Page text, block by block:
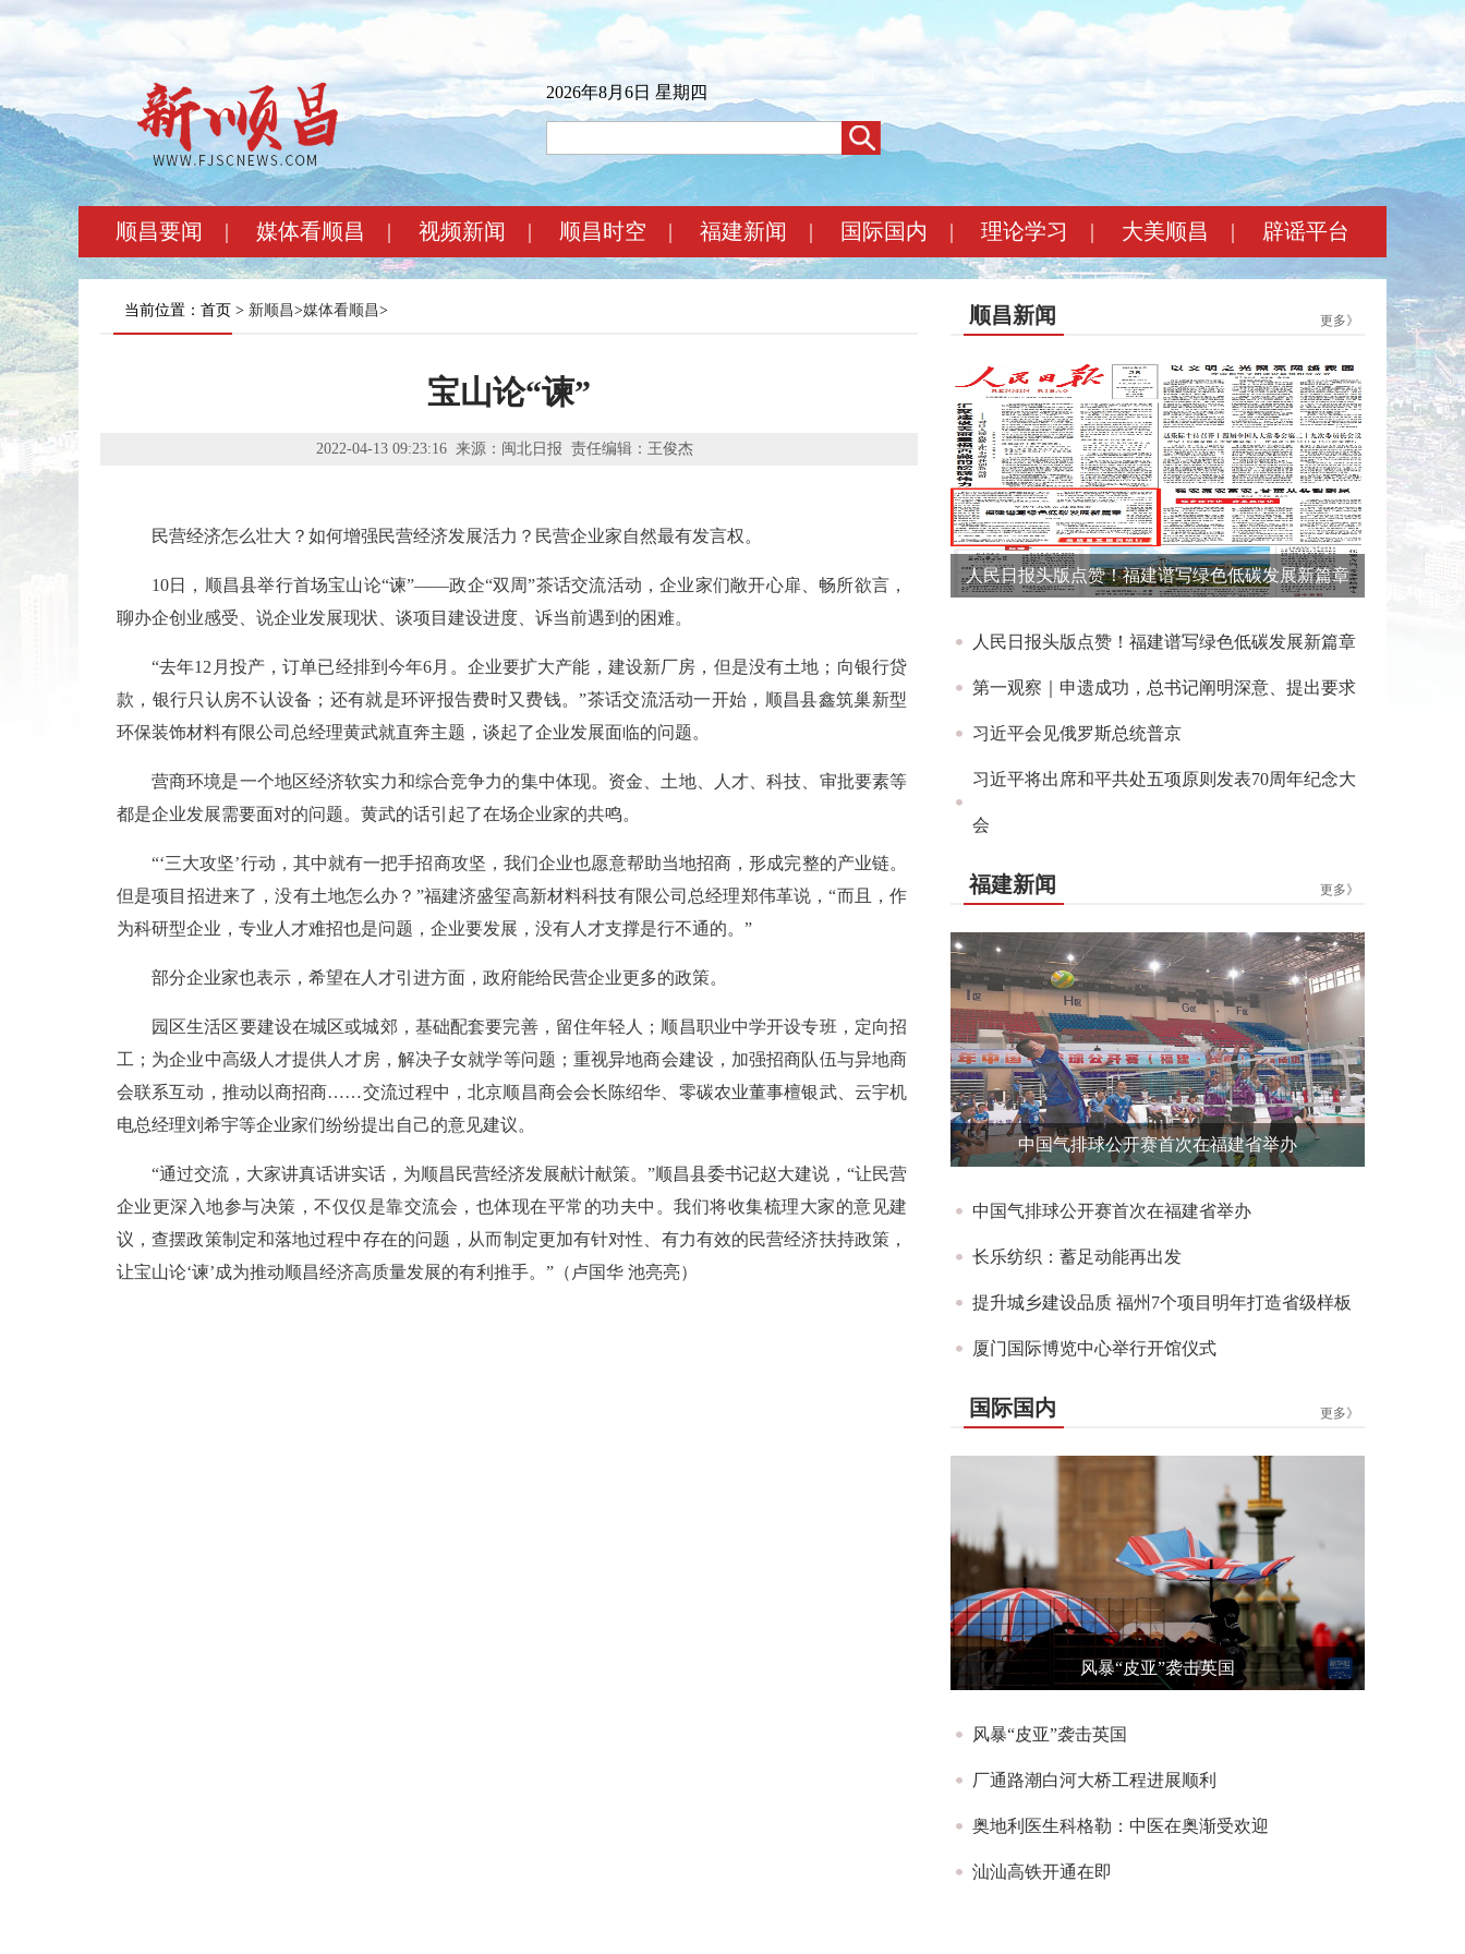
2026年8月6日 星期四
顺昌要闻 | 媒体看顺昌 | 视频新闻 | 顺昌时空 | 福建新闻 | 国际国内 | 理论学习 | 大美顺昌 | 辟谣平台
当前位置：首页 > 新顺昌>媒体看顺昌>
宝山论“谏”
2022-04-13 09:23:16 来源：闽北日报 责任编辑：王俊杰
民营经济怎么壮大？如何增强民营经济发展活力？民营企业家自然最有发言权。
10日，顺昌县举行首场宝山论“谏”——政企“双周”茶话交流活动，企业家们敞开心扉、畅所欲言，
聊办企创业感受、说企业发展现状、谈项目建设进度、诉当前遇到的困难。
“去年12月投产，订单已经排到今年6月。企业要扩大产能，建设新厂房，但是没有土地；向银行贷
款，银行只认房不认设备；还有就是环评报告费时又费钱。”茶话交流活动一开始，顺昌县鑫筑巢新型
环保装饰材料有限公司总经理黄武就直奔主题，谈起了企业发展面临的问题。
营商环境是一个地区经济软实力和综合竞争力的集中体现。资金、土地、人才、科技、审批要素等
都是企业发展需要面对的问题。黄武的话引起了在场企业家的共鸣。
“‘三大攻坚’行动，其中就有一把手招商攻坚，我们企业也愿意帮助当地招商，形成完整的产业链。
但是项目招进来了，没有土地怎么办？”福建济盛玺高新材料科技有限公司总经理郑伟革说，“而且，作
为科研型企业，专业人才难招也是问题，企业要发展，没有人才支撑是行不通的。”
部分企业家也表示，希望在人才引进方面，政府能给民营企业更多的政策。
园区生活区要建设在城区或城郊，基础配套要完善，留住年轻人；顺昌职业中学开设专班，定向招
工；为企业中高级人才提供人才房，解决子女就学等问题；重视异地商会建设，加强招商队伍与异地商
会联系互动，推动以商招商……交流过程中，北京顺昌商会会长陈绍华、零碳农业董事檀银武、云宇机
电总经理刘希宇等企业家们纷纷提出自己的意见建议。
“通过交流，大家讲真话讲实话，为顺昌民营经济发展献计献策。”顺昌县委书记赵大建说，“让民营
企业更深入地参与决策，不仅仅是靠交流会，也体现在平常的功夫中。我们将收集梳理大家的意见建
议，查摆政策制定和落地过程中存在的问题，从而制定更加有针对性、有力有效的民营经济扶持政策，
让宝山论‘谏’成为推动顺昌经济高质量发展的有利推手。”（卢国华 池亮亮）
更多》
顺昌新闻
人民日报头版点赞！福建谱写绿色低碳发展新篇章
人民日报头版点赞！福建谱写绿色低碳发展新篇章
第一观察｜申遗成功，总书记阐明深意、提出要求
习近平会见俄罗斯总统普京
习近平将出席和平共处五项原则发表70周年纪念大
会
更多》
福建新闻
中国气排球公开赛首次在福建省举办
中国气排球公开赛首次在福建省举办
长乐纺织：蓄足动能再出发
提升城乡建设品质 福州7个项目明年打造省级样板
厦门国际博览中心举行开馆仪式
更多》
国际国内
风暴“皮亚”袭击英国
风暴“皮亚”袭击英国
厂通路潮白河大桥工程进展顺利
奥地利医生科格勒：中医在奥渐受欢迎
汕汕高铁开通在即